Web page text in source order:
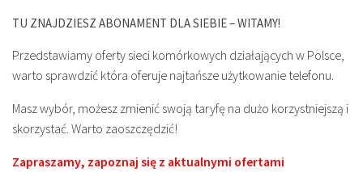
TU ZNAJDZIESZ ABONAMENT DLA SIEBIE – WITAMY!
Przedstawiamy oferty sieci komórkowych działających w Polsce,
warto sprawdzić która oferuje najtańsze użytkowanie telefonu.
Masz wybór, możesz zmienić swoją taryfę na dużo korzystniejszą i
skorzystać. Warto zaoszczędzić!
Zapraszamy, zapoznaj się z aktualnymi ofertami